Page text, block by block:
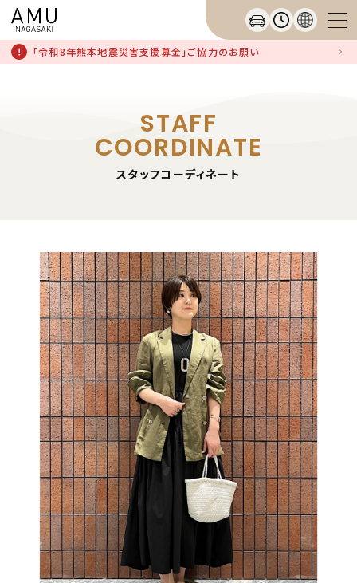
「令和8年熊本地震災害支援募金」ご協力のお願い
STAFF
COORDINATE
スタッフコーディネート